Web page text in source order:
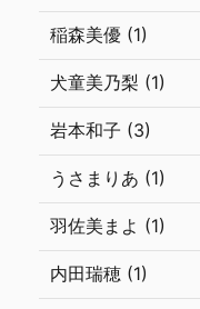
稲森美優 (1)
犬童美乃梨 (1)
岩本和子 (3)
うさまりあ (1)
羽佐美まよ (1)
内田瑞穂 (1)